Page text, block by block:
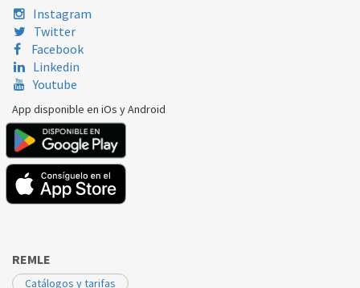
ELECTROLUX
Instagram
Twitter
Facebook
Linkedin
Youtube
App disponible en iOs y Android
REMLE
Catálogos y tarifas